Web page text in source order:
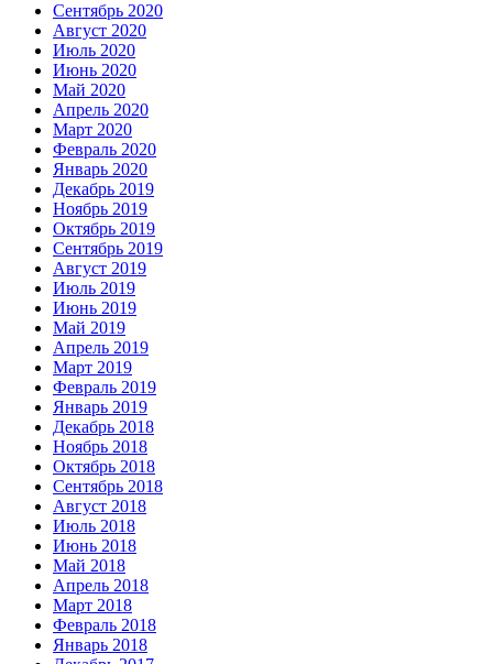
Сентябрь 2020
Август 2020
Июль 2020
Июнь 2020
Май 2020
Апрель 2020
Март 2020
Февраль 2020
Январь 2020
Декабрь 2019
Ноябрь 2019
Октябрь 2019
Сентябрь 2019
Август 2019
Июль 2019
Июнь 2019
Май 2019
Апрель 2019
Март 2019
Февраль 2019
Январь 2019
Декабрь 2018
Ноябрь 2018
Октябрь 2018
Сентябрь 2018
Август 2018
Июль 2018
Июнь 2018
Май 2018
Апрель 2018
Март 2018
Февраль 2018
Январь 2018